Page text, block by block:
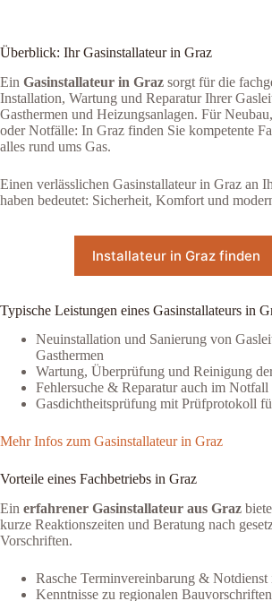
Überblick: Ihr Gasinstallateur in Graz
Ein Gasinstallateur in Graz sorgt für die
Installation, Wartung und Reparatur Ihrer
Gasthermen und Heizungsanlagen. Für
oder Notfälle: In Graz finden Sie kompetente
alles rund ums Gas.
Einen verlässlichen Gasinstallateur in Graz an
haben bedeutet: Sicherheit, Komfort und
Installateur in Graz finden
Typische Leistungen eines Gasinstallateurs in
Neuinstallation und Sanierung von
Gasthermen
Wartung, Überprüfung und Reinigung
Fehlersuche & Reparatur auch im
Gasdichtheitsprüfung mit Prüfprotokoll
Mehr Infos zum Gasinstallateur in Graz
Vorteile eines Fachbetriebs in Graz
Ein erfahrener Gasinstallateur aus Graz
kurze Reaktionszeiten und Beratung nach
Vorschriften.
Rasche Terminvereinbarung & Notdienst
Kenntnisse zu regionalen